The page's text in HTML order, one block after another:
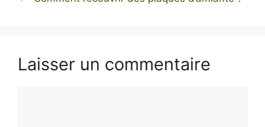
Laisser un commentaire